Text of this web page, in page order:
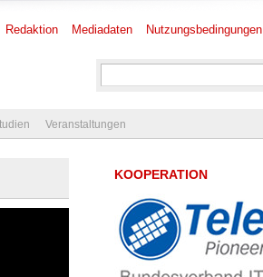
Redaktion Mediadaten Nutzungsbedingungen
Veranstaltungen
KOOPERATION